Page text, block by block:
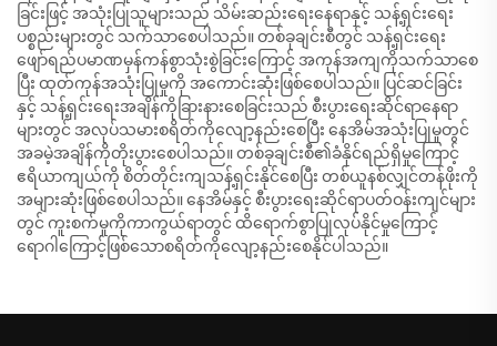
ခြင်းဖြင့် အသုံးပြုသူများသည် သိမ်းဆည်းရေးနေရာနှင့် သန့်ရှင်းရေး
ပစ္စည်းများတွင် သက်သာစေပါသည်။ တစ်ခုချင်းစီတွင် သန့်ရှင်းရေး
ဖျော်ရည်ပမာဏမှန်ကန်စွာသုံးစွဲခြင်းကြောင့် အကုန်အကျကိုသက်သာစေ
ပြီး ထုတ်ကုန်အသုံးပြုမှုကို အကောင်းဆုံးဖြစ်စေပါသည်။ ပြင်ဆင်ခြင်း
နှင့် သန့်ရှင်းရေးအချိန်ကိုခြားနားစေခြင်းသည် စီးပွားရေးဆိုင်ရာနေရာ
များတွင် အလုပ်သမားစရိတ်ကိုလျော့နည်းစေပြီး နေအိမ်အသုံးပြုမှုတွင်
အခမဲ့အချိန်ကိုတိုးပွားစေပါသည်။ တစ်ခုချင်းစီ၏ခံနိုင်ရည်ရှိမှုကြောင့်
ဧရိယာကျယ်ကို စိတ်တိုင်းကျသန့်ရှင်းနိုင်စေပြီး တစ်ယူနစ်လျှင်တန်ဖိုးကို
အများဆုံးဖြစ်စေပါသည်။ နေအိမ်နှင့် စီးပွားရေးဆိုင်ရာပတ်ဝန်းကျင်များ
တွင် ကူးစက်မှုကိုကာကွယ်ရာတွင် ထိရောက်စွာပြုလုပ်နိုင်မှုကြောင့်
ရောဂါကြောင့်ဖြစ်သောစရိတ်ကိုလျော့နည်းစေနိုင်ပါသည်။